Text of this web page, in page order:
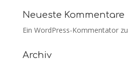
Neueste Kommentare
Ein WordPress-Kommentatorzu
Archiv